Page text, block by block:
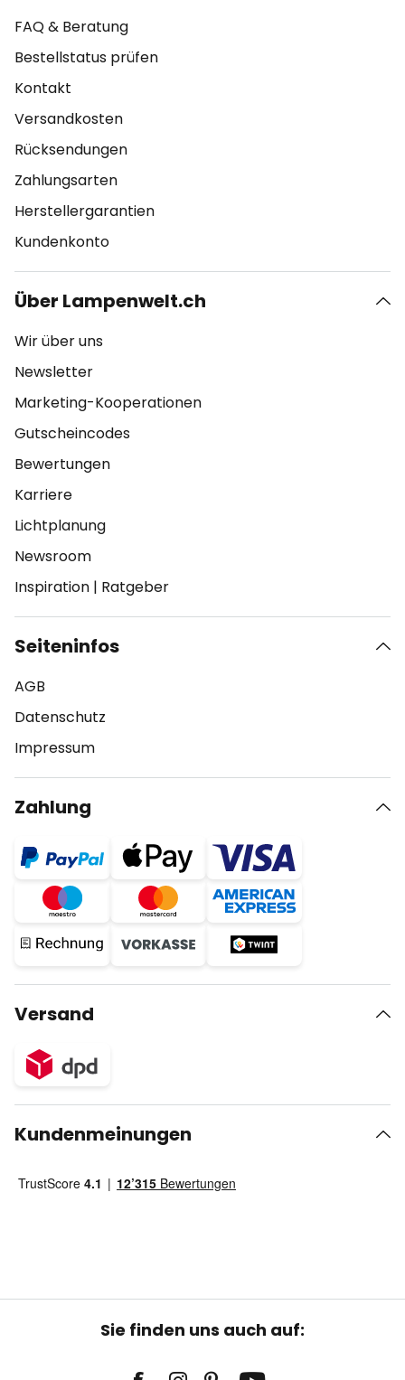
FAQ & Beratung
Bestellstatus prüfen
Kontakt
Versandkosten
Rücksendungen
Zahlungsarten
Herstellergarantien
Kundenkonto
Über Lampenwelt.ch
Wir über uns
Newsletter
Marketing-Kooperationen
Gutscheincodes
Bewertungen
Karriere
Lichtplanung
Newsroom
Inspiration | Ratgeber
Seiteninfos
AGB
Datenschutz
Impressum
Zahlung
Versand
Kundenmeinungen
Sie finden uns auch auf: